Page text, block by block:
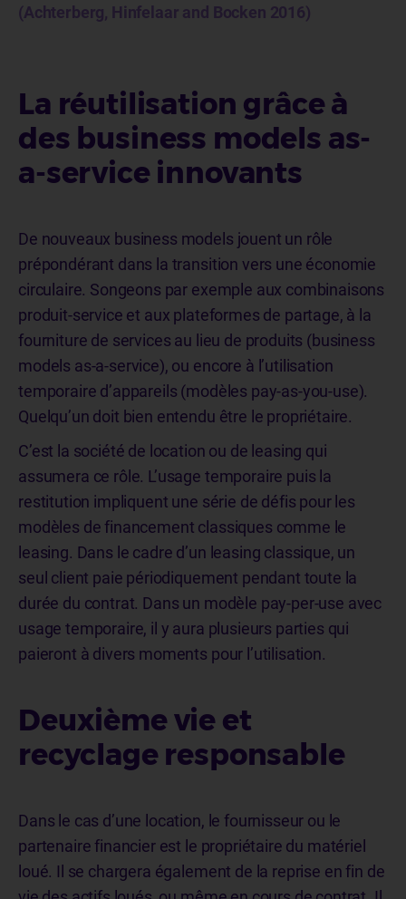
(Achterberg, Hinfelaar and Bocken 2016)
La réutilisation grâce à
des business models as-
a-service innovants
De nouveaux business models jouent un rôle
prépondérant dans la transition vers une économie
circulaire. Songeons par exemple aux combinaisons
produit-service et aux plateformes de partage, à la
fourniture de services au lieu de produits (business
models as-a-service), ou encore à l’utilisation
temporaire d’appareils (modèles pay-as-you-use).
Quelqu’un doit bien entendu être le propriétaire.
C’est la société de location ou de leasing qui
assumera ce rôle. L’usage temporaire puis la
restitution impliquent une série de défis pour les
modèles de financement classiques comme le
leasing. Dans le cadre d’un leasing classique, un
seul client paie périodiquement pendant toute la
durée du contrat. Dans un modèle pay-per-use avec
usage temporaire, il y aura plusieurs parties qui
paieront à divers moments pour l’utilisation.
Deuxième vie et
recyclage responsable
Dans le cas d’une location, le fournisseur ou le
partenaire financier est le propriétaire du matériel
loué. Il se chargera également de la reprise en fin de